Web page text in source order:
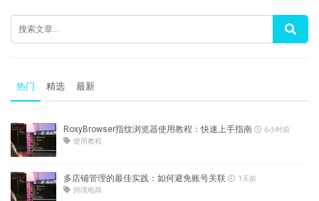
热门 精选 最新
RoxyBrowser指纹浏览器使用教程：快速上手指南
6小时前
使用教程
多店铺管理的最佳实践：如何避免账号关联
1天前
跨境电商